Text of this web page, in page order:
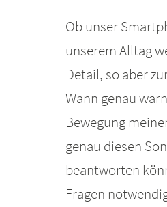
Ob unser
unserem Alltag
Detail, so aber
Wann genau
Bewegung
genau diesen
beantworten
Fragen